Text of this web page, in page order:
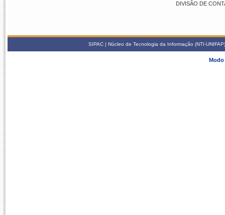
DIVISÃO DE
SIPAC | Núcleo de Tecnologia da Informação (NTI-
Modo